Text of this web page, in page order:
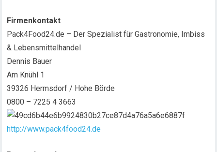
Firmenkontakt
Pack4Food24.de – Der Spezialist für Gastronomie, Imbiss
& Lebensmittelhandel
Dennis Bauer
Am Knühl 1
39326 Hermsdorf / Hohe Börde
0800 – 7225 4 3663
http://www.pack4food24.de